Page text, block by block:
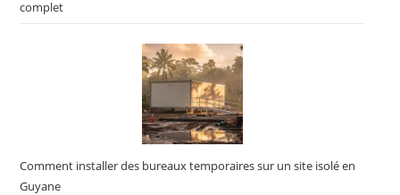
complet
Comment installer des bureaux temporaires sur un site isolé en
Guyane